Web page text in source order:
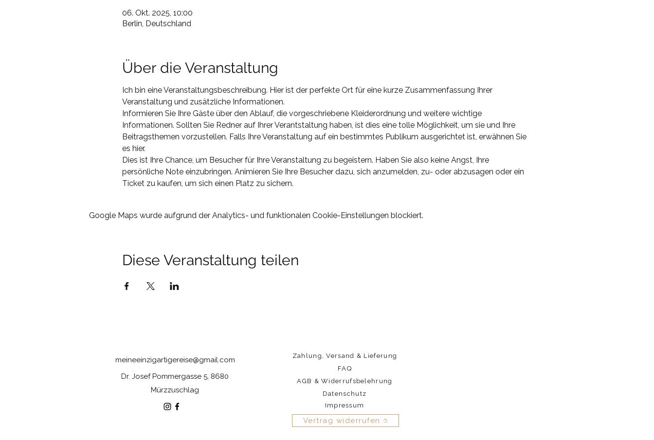
06. Okt. 2025, 10:00
Berlin, Deutschland
Über die Veranstaltung
Ich bin eine Veranstaltungsbeschreibung. Hier ist der perfekte Ort für eine kurze Zusammenfassung Ihrer
Veranstaltung und zusätzliche Informationen.
Informieren Sie Ihre Gäste über den Ablauf, die vorgeschriebene Kleiderordnung und weitere wichtige
Informationen. Sollten Sie Redner auf Ihrer Verantstaltung haben, ist dies eine tolle Möglichkeit, um sie und Ihre
Beitragsthemen vorzustellen. Falls Ihre Veranstaltung auf ein bestimmtes Publikum ausgerichtet ist, erwähnen Sie
es hier.
Dies ist Ihre Chance, um Besucher für Ihre Veranstaltung zu begeistern. Haben Sie also keine Angst, Ihre
persönliche Note einzubringen. Animieren Sie Ihre Besucher dazu, sich anzumelden, zu- oder abzusagen oder ein
Ticket zu kaufen, um sich einen Platz zu sichern.
Google Maps wurde aufgrund der Analytics- und funktionalen Cookie-Einstellungen blockiert.
Diese Veranstaltung teilen
meineeinzigartigereise@gmail.com
Dr. Josef Pommergasse 5, 8680
Mürzzuschlag
Zahlung, Versand & Lieferung
FAQ
AGB & Widerrufsbelehrung
Datenschutz
Impressum
Vertrag widerrufen